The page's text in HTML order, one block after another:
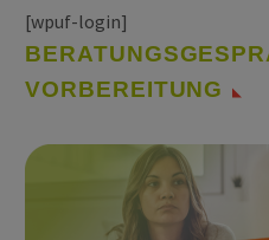
[wpuf-login]
VORBEREITUNG